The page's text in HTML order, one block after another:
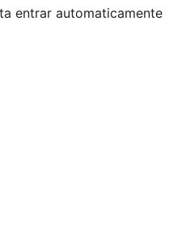
entrar automaticamente